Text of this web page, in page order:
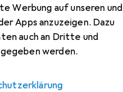
Werbung auf unseren und
Apps anzuzeigen. Dazu
auch an Dritte und
werden.